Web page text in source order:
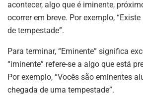
acontecer, algo que é iminente,
ocorrer em breve. Por exemplo,
de tempestade”.
Para terminar, “Eminente” significa
“iminente” refere-se a algo que está
Por exemplo, “Vocês são eminentes
chegada de uma tempestade”.